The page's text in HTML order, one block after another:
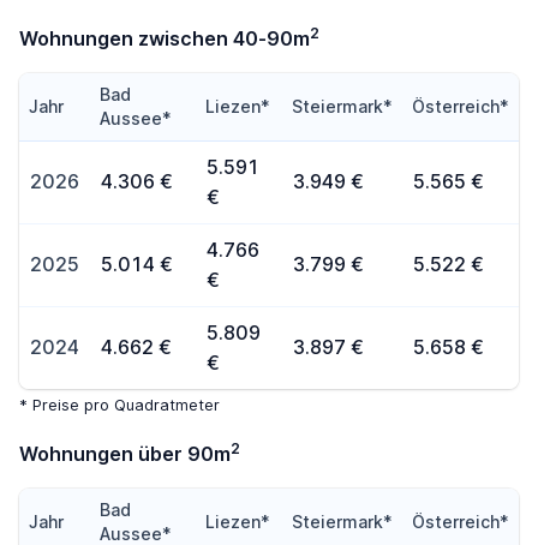
Wohnungen zwischen 40-90m2
Jahr
Bad
Aussee*
Liezen* Steiermark* Österreich*
2026 4.306 €
5.591
€
3.949 € 5.565 €
2025 5.014 €
4.766
€
3.799 € 5.522 €
2024 4.662 €
5.809
€
3.897 € 5.658 €
* Preise pro Quadratmeter
Wohnungen über 90m2
Jahr
Bad
Aussee*
Liezen* Steiermark* Österreich*